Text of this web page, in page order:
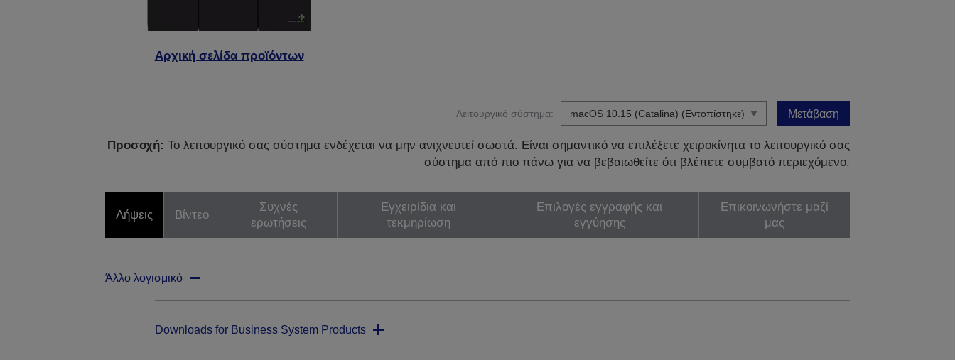
Αρχική σελίδα προϊόντων
Λειτουργικό σύστημα: Μετάβαση
Προσοχή: Το λειτουργικό σας σύστημα ενδέχεται να μην ανιχνευτεί σωστά. Είναι σημαντικό να επιλέξετε χειροκίνητα το λειτουργικό σας
σύστημα από πιο πάνω για να βεβαιωθείτε ότι βλέπετε συμβατό περιεχόμενο.
Λήψεις Βίντεο
Συχνές
ερωτήσεις
Εγχειρίδια και
τεκμηρίωση
Επιλογές εγγραφής και
εγγύησης
Επικοινωνήστε μαζί
μας
Άλλο λογισμικό
Downloads for Business System Products